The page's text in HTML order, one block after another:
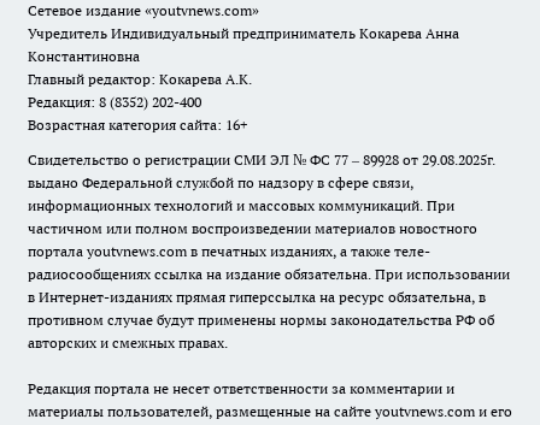
Сетевое издание «youtvnews.com»
Учредитель Индивидуальный предприниматель Кокарева Анна
Константиновна
Главный редактор: Кокарева А.К.
Редакция: 8 (8352) 202-400
Возрастная категория сайта: 16+
Свидетельство о регистрации СМИ ЭЛ № ФС 77 – 89928 от 29.08.2025г.
выдано Федеральной службой по надзору в сфере связи,
информационных технологий и массовых коммуникаций. При
частичном или полном воспроизведении материалов новостного
портала youtvnews.com в печатных изданиях, а также теле-
радиосообщениях ссылка на издание обязательна. При использовании
в Интернет-изданиях прямая гиперссылка на ресурс обязательна, в
противном случае будут применены нормы законодательства РФ об
авторских и смежных правах.
Редакция портала не несет ответственности за комментарии и
материалы пользователей, размещенные на сайте youtvnews.com и его